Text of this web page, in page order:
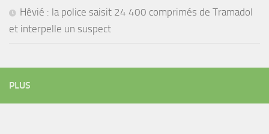
Hêvié : la police saisit 24 400 comprimés de Tramadol
et interpelle un suspect
PLUS